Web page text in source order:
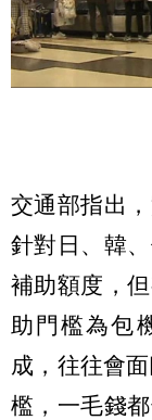
交通部指出
針對日、韓
補助額度，
助門檻為包
成，往往會
檻，一毛錢